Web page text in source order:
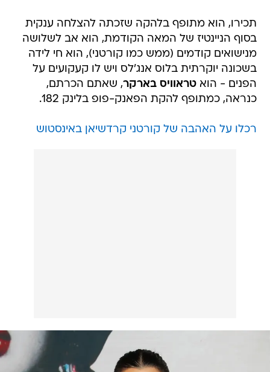
תכירו, הוא מתופף בלהקה שזכתה להצלחה ענקית
בסוף הניינטיז של המאה הקודמת, הוא אב לשלושה
מנישואים קודמים (ממש כמו קורטני), הוא חי לידה
בשכונה יוקרתית בלוס אנג'לס ויש לו קעקועים על
הפנים - הואטראוויס בארקר, שאתם הכרתם,
כנראה, כמתופף להקת הפאנק-פופ בלינק 182.
רכלו על האהבה של קורטני קרדשיאן באינסטוש